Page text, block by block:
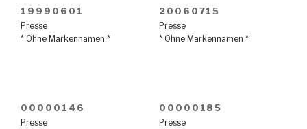
19990601
Presse
* Ohne Markennamen *
20060715
Presse
* Ohne Markennamen *
00000146
Presse
00000185
Presse